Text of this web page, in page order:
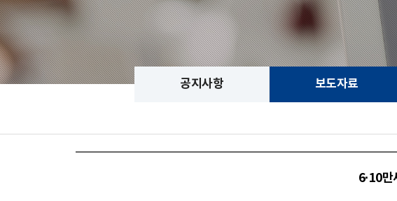
공지사항 보도자료
6·10만